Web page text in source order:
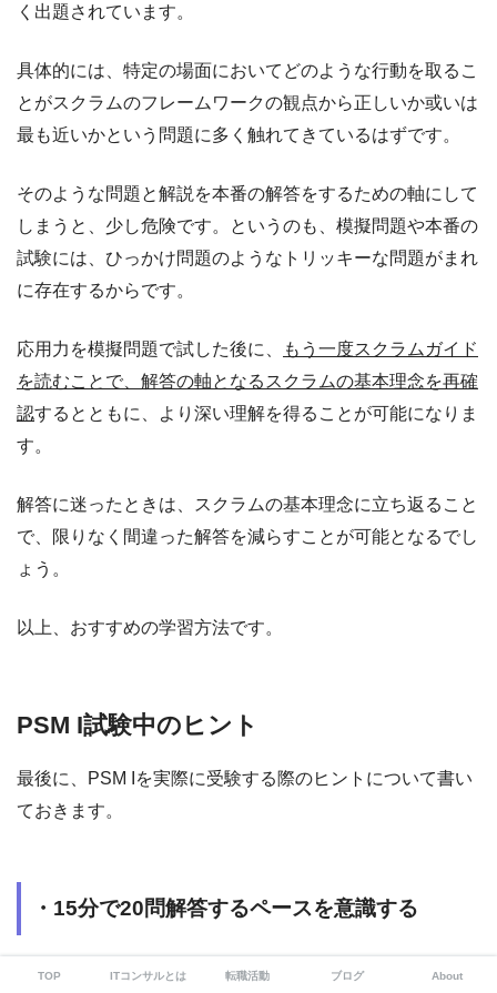
く出題されています。
具体的には、特定の場面においてどのような行動を取るこ
とがスクラムのフレームワークの観点から正しいか或いは
最も近いかという問題に多く触れてきているはずです。
そのような問題と解説を本番の解答をするための軸にして
しまうと、少し危険です。というのも、模擬問題や本番の
試験には、ひっかけ問題のようなトリッキーな問題がまれ
に存在するからです。
応用力を模擬問題で試した後に、
もう一度スクラムガイド
を読むことで、解答の軸となるスクラムの基本理念を再確
認するとともに、より深い理解を得ることが可能になりま
す。
解答に迷ったときは、スクラムの基本理念に立ち返ること
で、限りなく間違った解答を減らすことが可能となるでし
ょう。
以上、おすすめの学習方法です。
PSM I試験中のヒント
最後に、PSM Iを実際に受験する際のヒントについて書い
ておきます。
・15分で20問解答するペースを意識する
前述のとおり、60分で80問の問題を解くため、
TOP ITコンサルとは 転職活動 ブログ About